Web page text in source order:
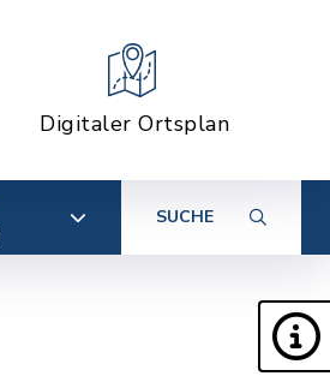
Digitaler Ortsplan
SUCHE